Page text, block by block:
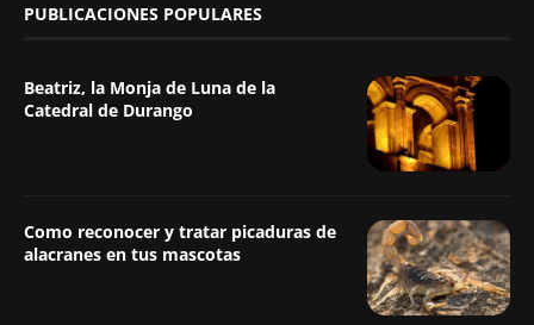
PUBLICACIONES POPULARES
Beatriz, la Monja de Luna de la
Catedral de Durango
Como reconocer y tratar picaduras de
alacranes en tus mascotas